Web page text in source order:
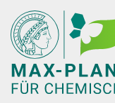
Hauptinhalt